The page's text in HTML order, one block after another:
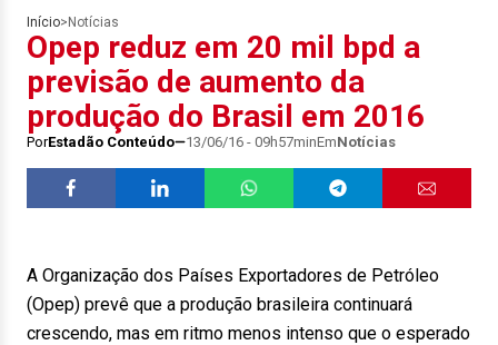
Início> Notícias
Opep reduz em 20 mil bpd a
previsão de aumento da
produção do Brasil em 2016
PorEstadão Conteúdo 13/06/16 - 09h57minEmNotícias
A Organização dos Países Exportadores de Petróleo
(Opep) prevê que a produção brasileira continuará
crescendo, mas em ritmo menos intenso que o esperado